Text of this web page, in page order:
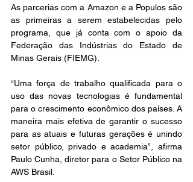
As parcerias com a Amazon e a Populos são
as primeiras a serem estabelecidas pelo
programa, que já conta com o apoio da
Federação das Indústrias do Estado de
Minas Gerais (FIEMG).
“Uma força de trabalho qualificada para o
uso das novas tecnologias é fundamental
para o crescimento econômico dos países. A
maneira mais efetiva de garantir o sucesso
para as atuais e futuras gerações é unindo
setor público, privado e academia”, afirma
Paulo Cunha, diretor para o Setor Público na
AWS Brasil.